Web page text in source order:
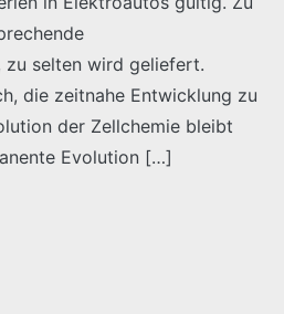
zu selten wird geliefert.
die zeitnahe Entwicklung zu
der Zellchemie bleibt
Evolution […]